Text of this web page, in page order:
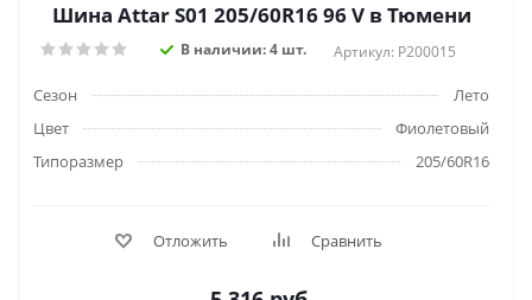
Шина Attar S01 205/60R16 96 V в Тюмени
В наличии: 4 шт. Артикул: P200015
Сезон
Лето
Цвет
Фиолетовый
Типоразмер
205/60R16
Отложить Сравнить